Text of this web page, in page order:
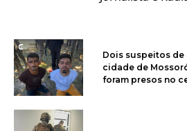
Dois suspeitos de
cidade de
foram presos no